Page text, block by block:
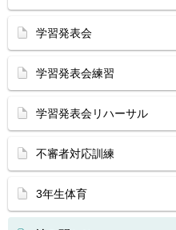
学習発表会
学習発表会練習
学習発表会リハーサル
不審者対応訓練
3年生体育